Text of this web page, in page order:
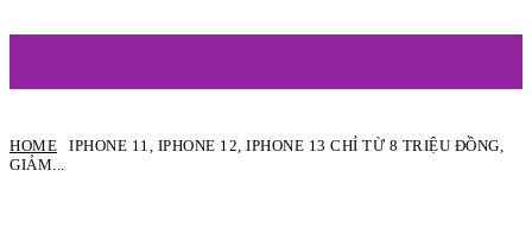
HOME
IPHONE 11, IPHONE 12, IPHONE 13 CHỈ TỪ 8 TRIỆU ĐỒNG,
GIẢM...